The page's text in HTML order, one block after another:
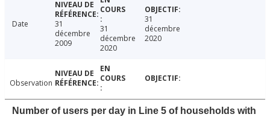
Date
31
décembre
2009
31
décembre
2020
31
décembre
2020
Observation
Number of users per day in Line 5 of households with